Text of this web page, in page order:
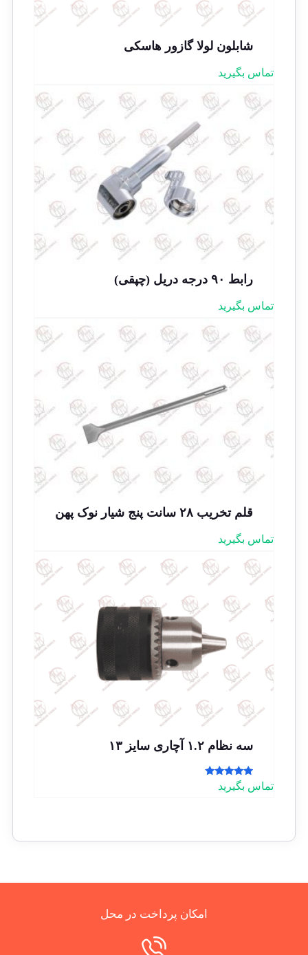
شابلون لولا گازور هاسکی
تماس بگیرید
رابط ۹۰ درجه دریل (چپقی)
تماس بگیرید
قلم تخریب ۲۸ سانت پنج شیار نوک پهن
تماس بگیرید
سه نظام ۱.۲ آچاری سایز ۱۳
امتیاز
5.00
تماس بگیرید
امکان پرداخت در محل